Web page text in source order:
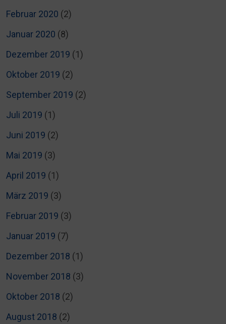
Februar 2020 (2)
Januar 2020 (8)
Dezember 2019 (1)
Oktober 2019 (2)
September 2019 (2)
Juli 2019 (1)
Juni 2019 (2)
Mai 2019 (3)
April 2019 (1)
März 2019 (3)
Februar 2019 (3)
Januar 2019 (7)
Dezember 2018 (1)
November 2018 (3)
Oktober 2018 (2)
August 2018 (2)